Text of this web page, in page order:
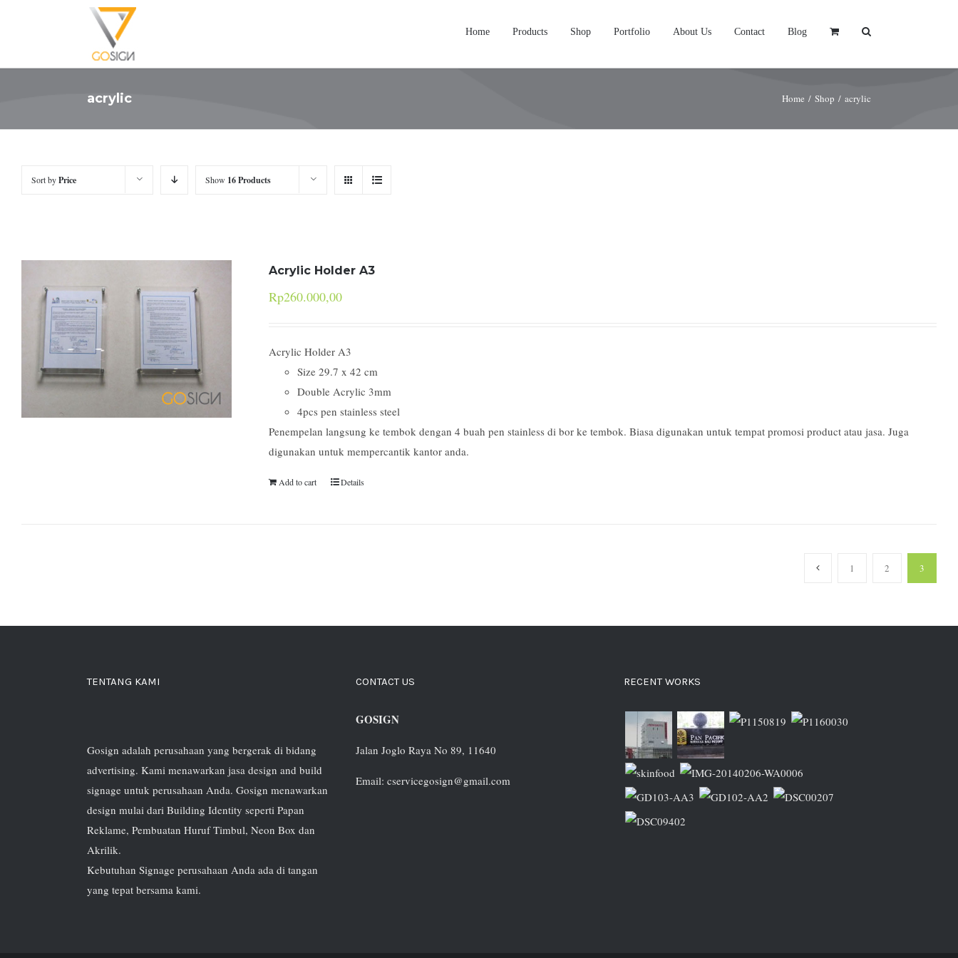
Home Products Shop Portfolio About Us Contact Blog
acrylic Home / Shop / acrylic
Sort byPrice Show 16 Products
Acrylic Holder A3
Rp260.000,00
Acrylic Holder A3
Size 29.7 x 42 cm
Double Acrylic 3mm
4pcs pen stainless steel
Penempelan langsung ke tembok dengan 4 buah pen stainless di bor ke tembok. Biasa digunakan untuk tempat promosi product atau jasa. Juga
digunakan untuk mempercantik kantor anda.
Add to cart Details
1 2 3
TENTANG KAMI
Gosign adalah perusahaan yang bergerak di bidang
advertising. Kami menawarkan jasa design and build
signage untuk perusahaan Anda. Gosign menawarkan
design mulai dari Building Identity seperti Papan
Reklame, Pembuatan Huruf Timbul, Neon Box dan
Akrilik.
Kebutuhan Signage perusahaan Anda ada di tangan
yang tepat bersama kami.
CONTACT US
GOSIGN
Jalan Joglo Raya No 89, 11640
Email: cservicegosign@gmail.com
RECENT WORKS